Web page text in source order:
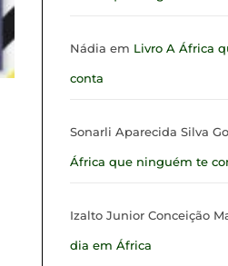
Nádia em Livro A África
conta
Sonarli Aparecida Silva
África que ninguém te
Izalto Junior Conceição
dia em África